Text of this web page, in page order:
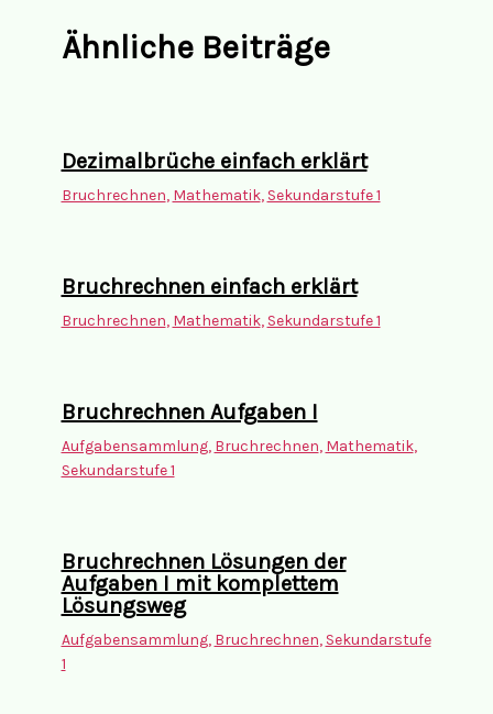
Ähnliche Beiträge
Dezimalbrüche einfach erklärt
Bruchrechnen, Mathematik, Sekundarstufe 1
Bruchrechnen einfach erklärt
Bruchrechnen, Mathematik, Sekundarstufe 1
Bruchrechnen Aufgaben I
Aufgabensammlung, Bruchrechnen, Mathematik,
Sekundarstufe 1
Bruchrechnen Lösungen der
Aufgaben I mit komplettem
Lösungsweg
Aufgabensammlung, Bruchrechnen, Sekundarstufe
1